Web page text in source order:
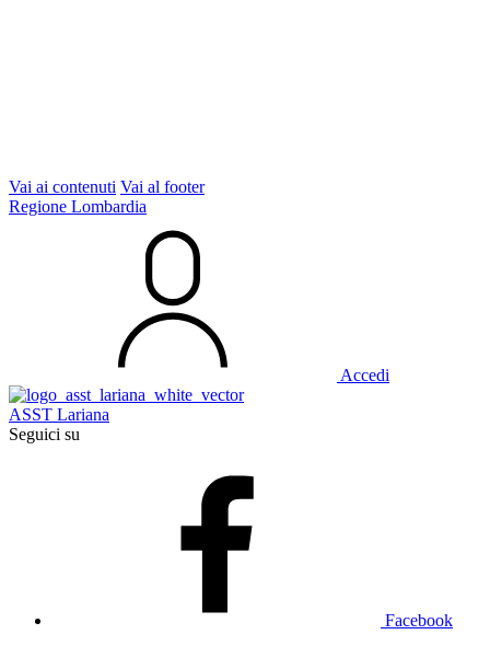
Vai ai contenuti Vai al footer
Regione Lombardia
Accedi
ASST Lariana
Seguici su
Facebook